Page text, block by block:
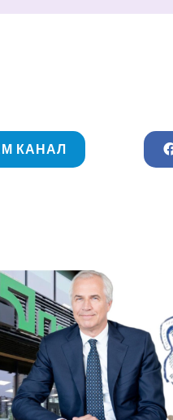
КАНАЛ